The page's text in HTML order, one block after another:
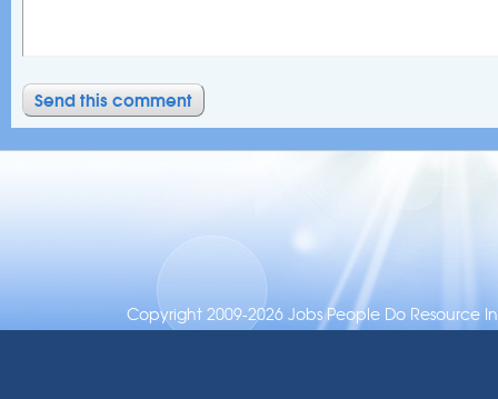
Copyright 2009-2026 Jobs People Do Resource